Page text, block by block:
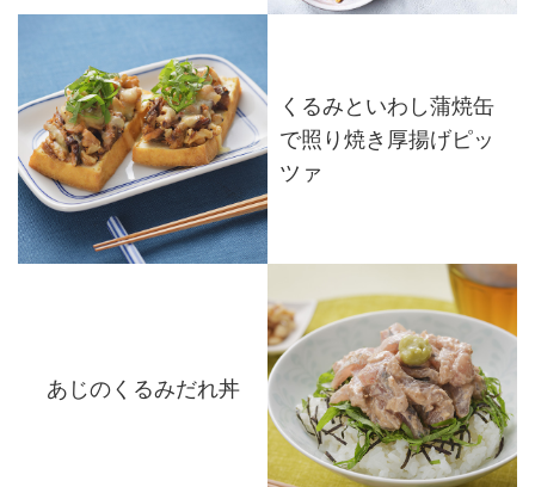
くるみといわし蒲焼缶
で照り焼き厚揚げピッ
ツァ
あじのくるみだれ丼